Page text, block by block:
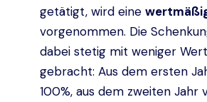
getätigt, wird eine
vorgenommen. Die
dabei stetig mit weniger
gebracht: Aus dem ersten
100%, aus dem zweiten Jahr